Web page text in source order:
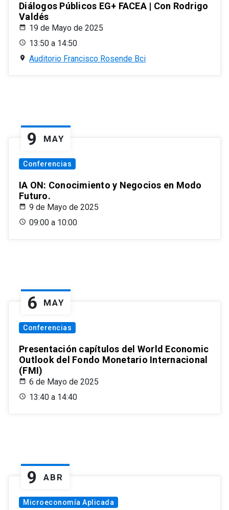
Diálogos Públicos EG+ FACEA | Con Rodrigo
Valdés
19 de Mayo de 2025
13:50 a 14:50
Auditorio Francisco Rosende Bci
9 MAY
Conferencias
IA ON: Conocimiento y Negocios en Modo
Futuro.
9 de Mayo de 2025
09:00 a 10:00
6 MAY
Conferencias
Presentación capítulos del World Economic
Outlook del Fondo Monetario Internacional
(FMI)
6 de Mayo de 2025
13:40 a 14:40
9 ABR
Microeconomía Aplicada